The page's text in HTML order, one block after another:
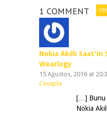
1 COMMENT
Nokia Akıllı Saat'in
Wearlogy
15 Ağustos, 2016 at
Cevapla
[…] Bunu
Nokia